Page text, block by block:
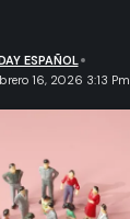
16, 2026 3:13 Pm
ESPAÑOL